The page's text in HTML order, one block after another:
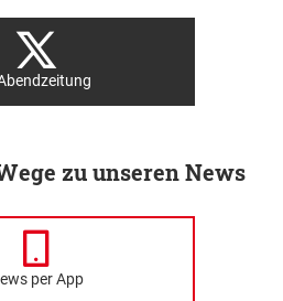
zu unseren News
per App